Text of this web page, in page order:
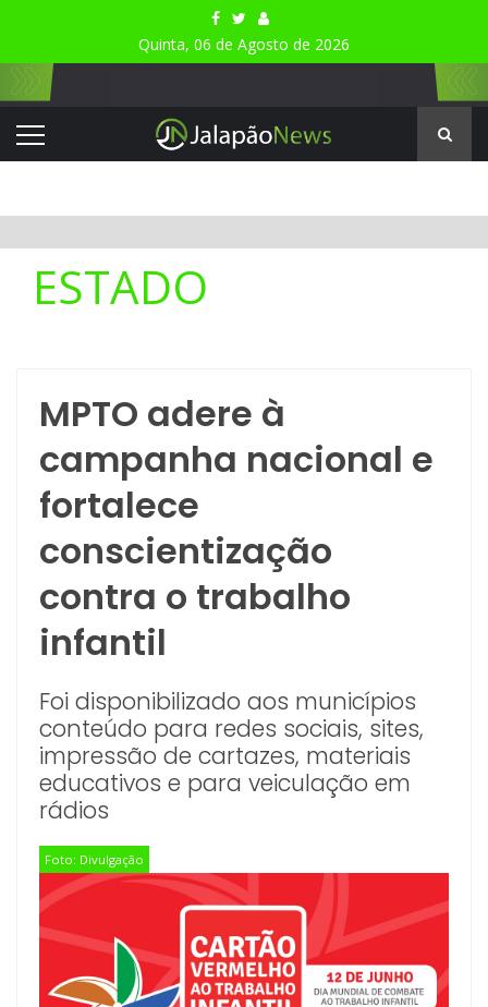
Quinta, 06 de Agosto de 2026
ESTADO
MPTO adere à
campanha nacional e
fortalece
conscientização
contra o trabalho
infantil
Foi disponibilizado aos municípios
conteúdo para redes sociais, sites,
impressão de cartazes, materiais
educativos e para veiculação em
rádios
Foto: Divulgação